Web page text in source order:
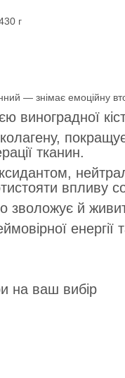
г
— знімає емоційну
виноградної
тканин.
впливу
й
енергії
на ваш вибір